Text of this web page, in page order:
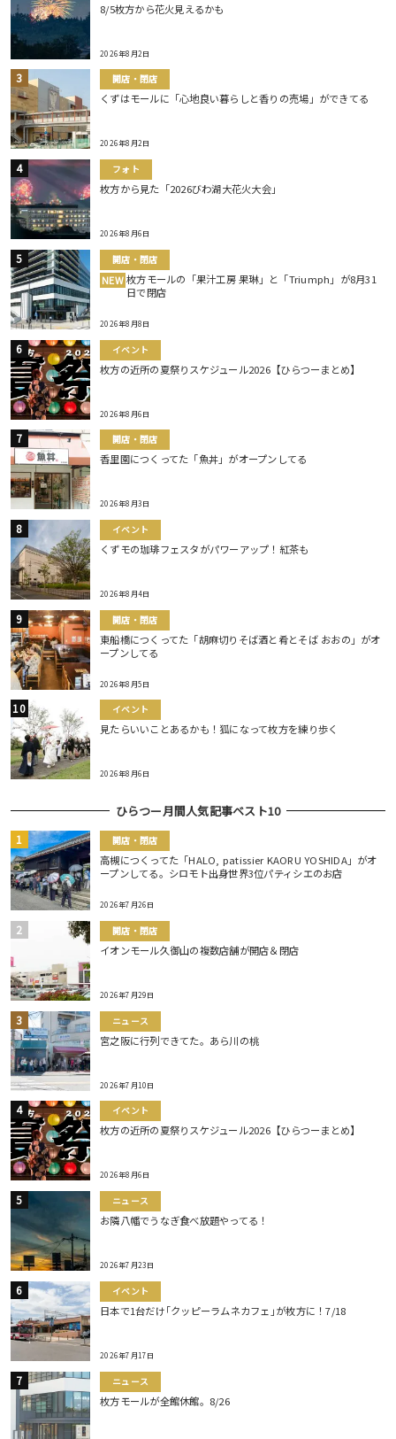
8/5枚方から花火見えるかも
2026年8月2日
開店・閉店
くずはモールに「心地良い暮らしと香りの売場」ができてる
2026年8月2日
フォト
枚方から見た「2026びわ湖大花火大会」
2026年8月6日
開店・閉店
NEW 枚方モールの「果汁工房 果琳」と「Triumph」が8月31
日で閉店
2026年8月8日
イベント
枚方の近所の夏祭りスケジュール2026【ひらつーまとめ】
2026年8月6日
開店・閉店
香里園につくってた「魚丼」がオープンしてる
2026年8月3日
イベント
くずモの珈琲フェスタがパワーアップ！紅茶も
2026年8月4日
開店・閉店
東船橋につくってた「胡麻切りそば酒と肴とそば おおの」がオ
ープンしてる
2026年8月5日
イベント
見たらいいことあるかも！狐になって枚方を練り歩く
2026年8月6日
ひらつー月間人気記事ベスト10
開店・閉店
高槻につくってた「HALO, patissier KAORU YOSHIDA」がオ
ープンしてる。シロモト出身世界3位パティシエのお店
2026年7月26日
開店・閉店
イオンモール久御山の複数店舗が開店＆閉店
2026年7月29日
ニュース
宮之阪に行列できてた。あら川の桃
2026年7月10日
イベント
枚方の近所の夏祭りスケジュール2026【ひらつーまとめ】
2026年8月6日
ニュース
お隣八幡でうなぎ食べ放題やってる！
2026年7月23日
イベント
日本で1台だけ｢クッピーラムネカフェ｣が枚方に！7/18
2026年7月17日
ニュース
枚方モールが全館休館。8/26